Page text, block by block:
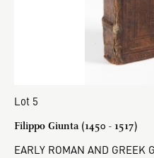
Lot 5
Filippo Giunta (1450 - 1517)
EARLY ROMAN AND GREEK